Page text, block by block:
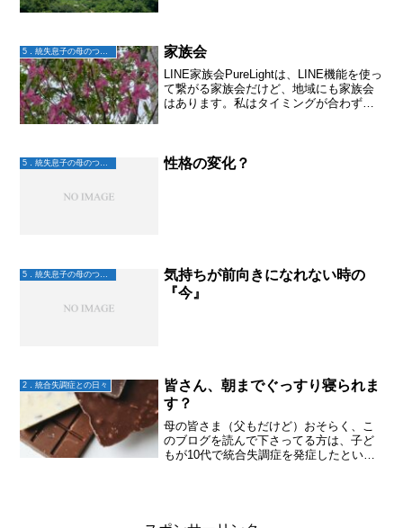
か。。。とほっとくことに...
5．統失息子の母のつぶやき 家族会
LINE家族会PureLightは、LINE機能を使っ
て繋がる家族会だけど、地域にも家族会
はあります。私はタイミングが合わず入
5．統失息子の母のつぶやき 性格の変化？
気持ちが前向きになれない時の
『今』
2．統合失調症との日々
皆さん、朝までぐっすり寝られま
す？
母の皆さま（父もだけど）おそらく、こ
のブログを読んで下さってる方は、子ど
もが10代で統合失調症を発症したという